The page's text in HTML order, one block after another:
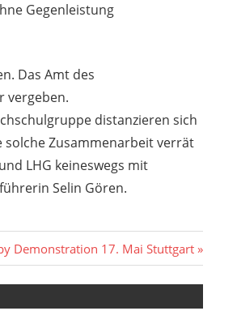
Gegenleistung
Das Amt des
vergeben.
distanzieren sich
solche Zusammenarbeit verrät
LHG keineswegs mit
Selin Gören.
Demonstration 17. Mai Stuttgart